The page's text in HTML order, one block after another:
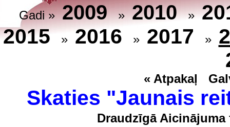
Gadi »2009»2010»
2015 » 2016 » 2017 »
« Atpakaļ
Skaties "Jaunais
Draudzīgā